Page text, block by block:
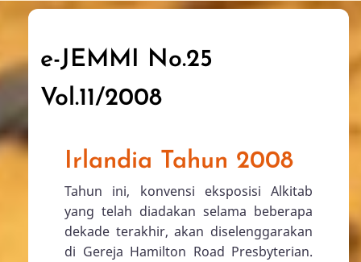
e-JEMMI No.25
Vol.11/2008
Irlandia Tahun 2008
Tahun ini, konvensi eksposisi Alkitab
yang telah diadakan selama beberapa
dekade terakhir, akan diselenggarakan
di Gereja Hamilton Road Presbyterian.